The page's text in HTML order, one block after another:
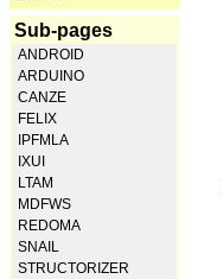
Sub-pages
ANDROID
ARDUINO
CANZE
FELIX
IPFMLA
IXUI
LTAM
MDFWS
REDOMA
SNAIL
STRUCTORIZER